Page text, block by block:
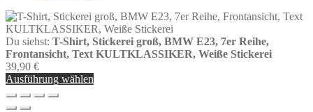
Du siehst: T-Shirt, Stickerei groß, BMW E23, 7er Reihe,
Frontansicht, Text KULTKLASSIKER, Weiße Stickerei
39,90 €
Ausführung wählen